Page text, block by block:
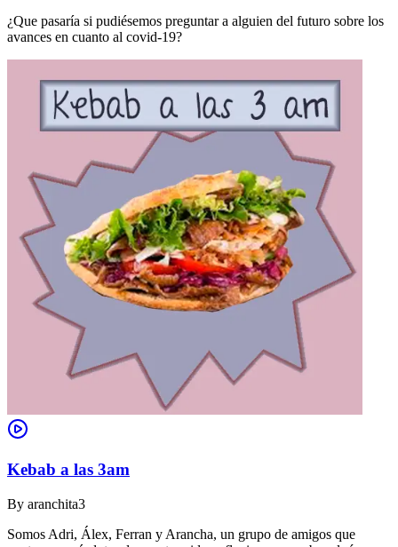
¿Que pasaría si pudiésemos preguntar a alguien del futuro sobre los
avances en cuanto al covid-19?
Kebab a las 3am
By aranchita3
Somos Adri, Álex, Ferran y Arancha, un grupo de amigos que